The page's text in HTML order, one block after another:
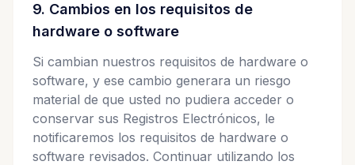
9. Cambios en los requisitos de
hardware o software
Si cambian nuestros requisitos de hardware o
software, y ese cambio generara un riesgo
material de que usted no pudiera acceder o
conservar sus Registros Electrónicos, le
notificaremos los requisitos de hardware o
software revisados. Continuar utilizando los